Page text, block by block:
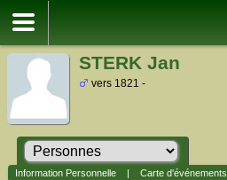
STERK Jan
vers 1821 -
Information Personnelle| Carte d'événements